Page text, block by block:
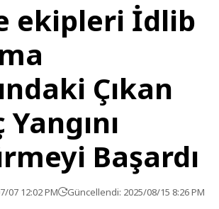
ekipleri İdlib
Çıkan
Başardı
07 12:02 PM Güncellendi: 2025/08/15 8:26 PM